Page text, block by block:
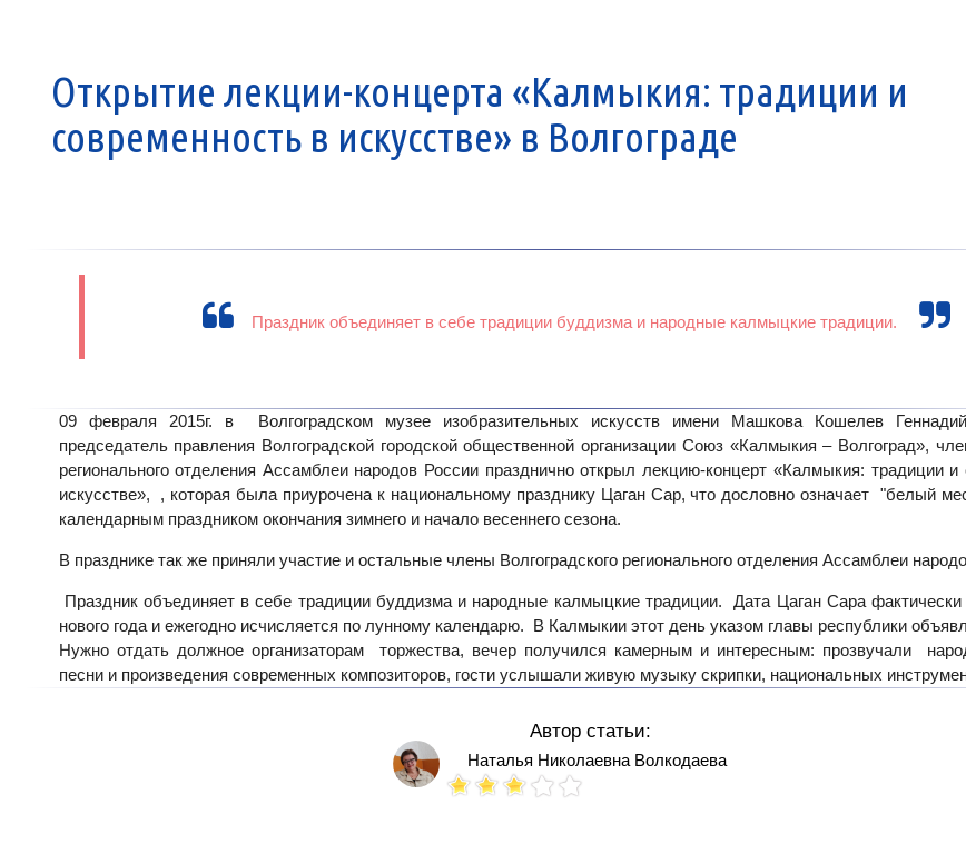
Открытие лекции-концерта «Калмыкия: традиции и
современность в искусстве» в Волгограде
Праздник объединяет в себе традиции буддизма и народные калмыцкие традиции.
09 февраля 2015г. в Волгоградском музее изобразительных искусств имени Машкова Кошелев
председатель правления Волгоградской городской общественной организации Союз «Калмыкия – Волгоград»,
регионального отделения Ассамблеи народов России празднично открыл лекцию-концерт «Калмыкия: традиции и
искусстве», , которая была приурочена к национальному празднику Цаган Cap, что дословно означает "белый
календарным праздником окончания зимнего и начало весеннего сезона.
В празднике так же приняли участие и остальные члены Волгоградского регионального отделения Ассамблеи
Праздник объединяет в себе традиции буддизма и народные калмыцкие традиции. Дата Цаган Сара фактически
нового года и ежегодно исчисляется по лунному календарю. В Калмыкии этот день указом главы республики
Нужно отдать должное организаторам торжества, вечер получился камерным и интересным: прозвучали
песни и произведения современных композиторов, гости услышали живую музыку скрипки, национальных
Автор статьи:
Наталья Николаевна Волкодаева